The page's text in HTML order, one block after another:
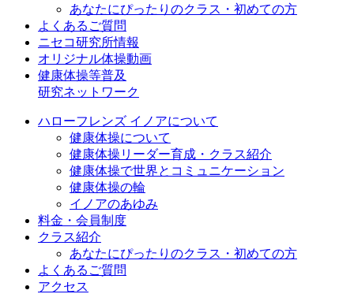
あなたにぴったりのクラス・初めての方
よくあるご質問
ニセコ研究所情報
オリジナル体操動画
健康体操等普及
研究ネットワーク
ハローフレンズ イノアについて
健康体操について
健康体操リーダー育成・クラス紹介
健康体操で世界とコミュニケーション
健康体操の輪
イノアのあゆみ
料金・会員制度
クラス紹介
あなたにぴったりのクラス・初めての方
よくあるご質問
アクセス